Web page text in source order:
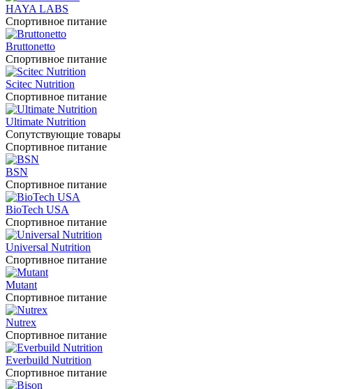
HAYA LABS
Спортивное питание
Bruttonetto
Спортивное питание
Scitec Nutrition
Спортивное питание
Ultimate Nutrition
Сопутствующие товары
Спортивное питание
BSN
Спортивное питание
BioTech USA
Спортивное питание
Universal Nutrition
Спортивное питание
Mutant
Спортивное питание
Nutrex
Спортивное питание
Everbuild Nutrition
Спортивное питание